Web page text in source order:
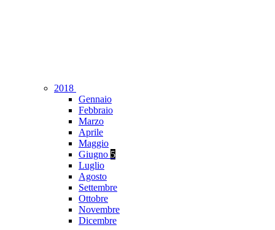
2018
Gennaio
Febbraio
Marzo
Aprile
Maggio
Giugno 5
Luglio
Agosto
Settembre
Ottobre
Novembre
Dicembre